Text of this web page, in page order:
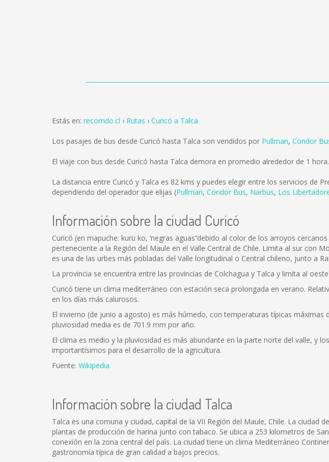
Estás en: recorrido.cl Rutas Curicó a Talca
Los pasajes de bus desde Curicó hasta Talca son vendidos por Pullman, Condor
El viaje con bus desde Curicó hasta Talca demora en promedio alrededor de 1 hora.
La distancia entre Curicó y Talca es 82 kms y puedes elegir entre los servicios de
dependiendo del operador que elijas (Pullman, Condor Bus, Narbus, Los
Información sobre la ciudad Curicó
Curicó (en mapuche: kurü ko, ‘negras aguas’‘debido al color de los arroyos
perteneciente a la Región del Maule en el Valle Central de Chile. Limita al sur con
es una de las urbes más pobladas del Valle longitudinal o Central chileno, junto a
La provincia se encuentra entre las provincias de Colchagua y Talca y limita al
Curicó tiene un clima mediterráneo con estación seca prolongada en verano.
en los días más calurosos.
El invierno (de junio a agosto) es más húmedo, con temperaturas típicas
pluviosidad media es de 701.9 mm por año.
El clima es medio y la pluviosidad es más abundante en la parte norte del valle, y
importantísimos para el desarrollo de la agricultura.
Fuente: Wikipedia
Información sobre la ciudad Talca
Talca es una comuna y ciudad, capital de la VII Región del Maule, Chile. La
plantas de producción de harina junto con tabaco. Se ubica a 253 kilometros de
conexión en la zona central del país. La ciudad tiene un clima Mediterráneo
gastronomía típica de gran calidad a bajos precios.